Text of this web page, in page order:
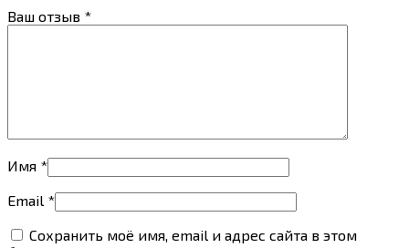
Ваш отзыв *
Имя *
Email *
Сохранить моё имя, email и адрес сайта в этом